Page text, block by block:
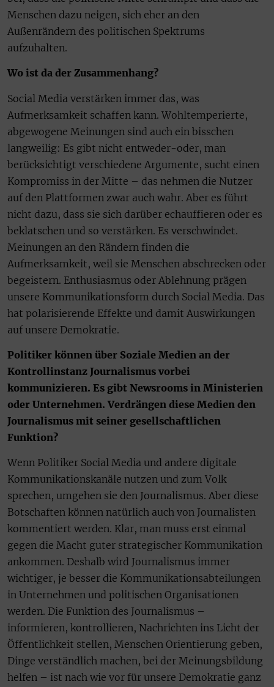
Menschen dazu neigen, sich eher an den
Außenrändern des politischen Spektrums
aufzuhalten.
Wo ist da der Zusammenhang?
Social Media verstärken immer das, was
Aufmerksamkeit schaffen kann. Wohltemperierte,
abgewogene Meinungen sind auch ein bisschen
langweilig: Es gibt nicht entweder-oder, man
berücksich­tigt verschiedene Argumente, sucht einen
Kompromiss in der Mitte – das nehmen die Nutzer
auf den Plattformen zwar auch wahr. Aber es führt
nicht dazu, dass sie sich darüber echauffieren oder es
beklatschen und so verstärken. Es verschwindet.
Meinungen an den Rändern finden die
Aufmerksamkeit, weil sie Menschen abschrecken oder
begeistern. Enthusiasmus oder Ablehnung prägen
unsere Kommunikationsform durch Social Media. Das
hat polarisierende Effekte und damit Auswirkungen
auf unsere Demokratie.
Politiker können über Soziale Medien an der
Kontroll­instanz Journalismus vorbei
kommunizieren. Es gibt Newsrooms in Ministerien
oder Unternehmen. Verdrängen diese Medien den
Journalismus mit seiner gesellschaftlichen
Funktion?
Wenn Politiker Social Media und andere digitale
Kommunikationskanäle nutzen und zum Volk
sprechen, umgehen sie den Journalismus. Aber diese
Botschaften können natürlich auch von Journalisten
kommentiert werden. Klar, man muss erst einmal
gegen die Macht guter strategischer Kommunikation
ankommen. Deshalb wird Journalismus immer
wichtiger, je besser die Kommunikationsabteilungen
in Unternehmen und politischen Organisationen
werden. Die Funktion des Journalismus –
informieren, kontrollieren, Nachrichten ins Licht der
Öffentlichkeit stellen, Menschen Orientierung geben,
Dinge verständlich machen, bei der Meinungsbildung
helfen – ist nach wie vor für unsere Demokratie ganz